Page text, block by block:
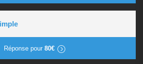
Réponse pour 80€